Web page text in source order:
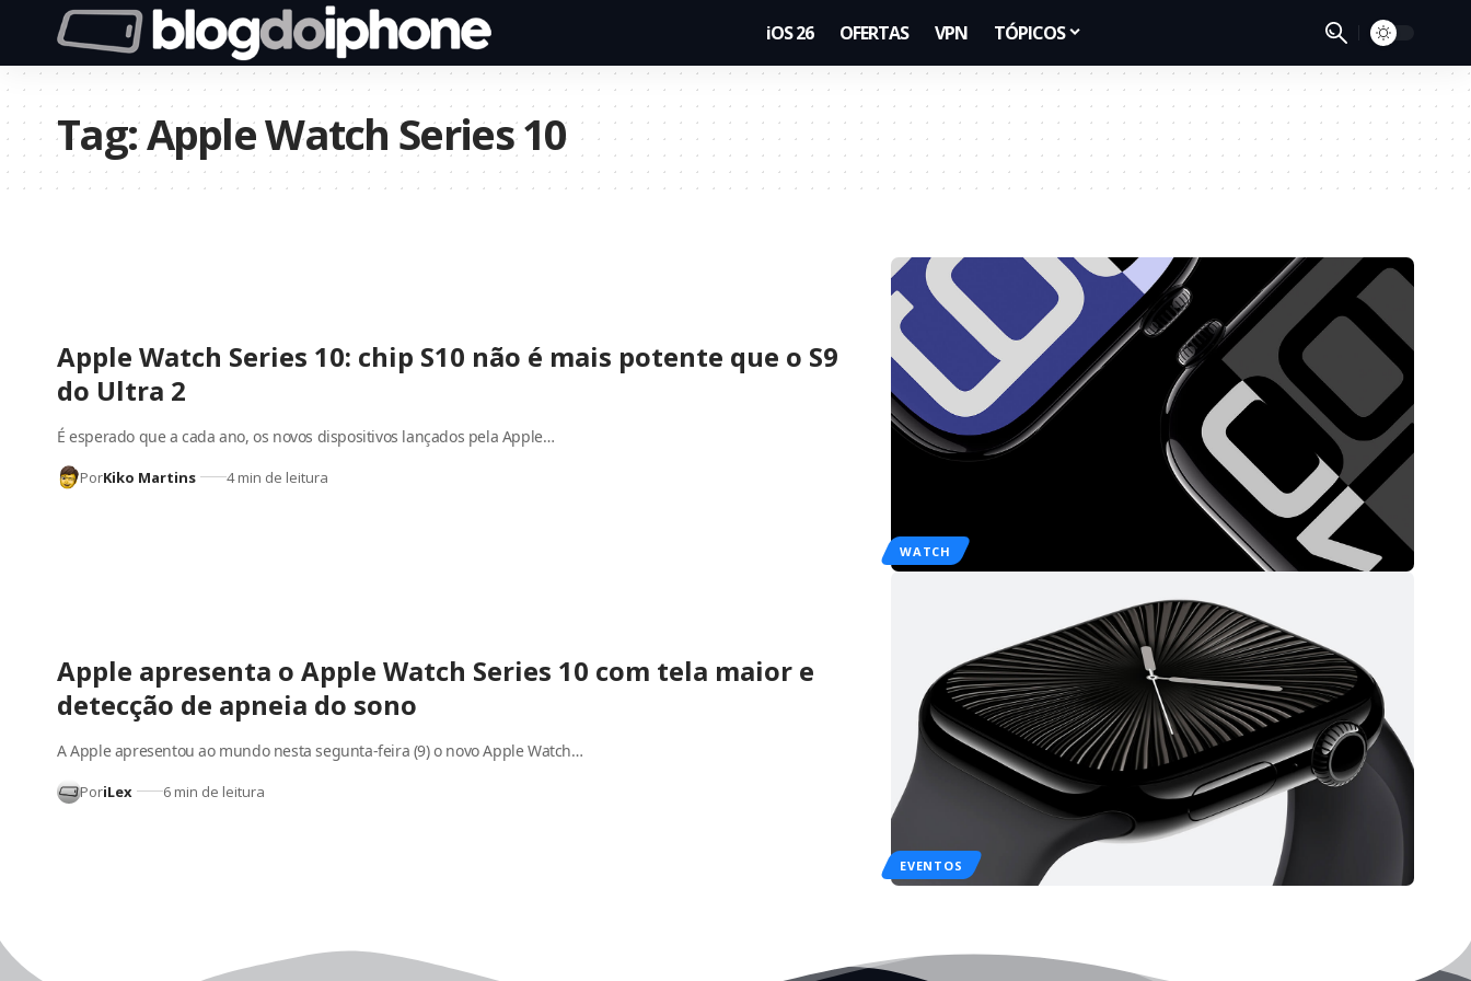
iOS 26 OFERTAS VPN TÓPICOS
Tag:Apple Watch Series 10
WATCH
Apple Watch Series 10: chip S10 não é mais potente que o S9
do Ultra 2
É esperado que a cada ano, os novos dispositivos lançados pela Apple…
PorKiko Martins 4 min de leitura
EVENTOS
Apple apresenta o Apple Watch Series 10 com tela maior e
detecção de apneia do sono
A Apple apresentou ao mundo nesta segunta-feira (9) o novo Apple Watch…
PoriLex 6 min de leitura